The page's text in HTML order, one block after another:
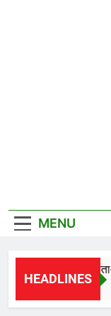
MENU
HEADLINES
रोकने हेतु माता-
Ago